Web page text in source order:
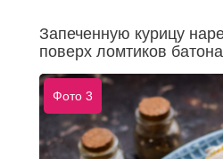
Запеченную курицу
поверх ломтиков
Фото 3